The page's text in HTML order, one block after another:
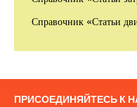
Справочник «Статьи
ПРИСОЕДИНЯЙТЕСЬ К